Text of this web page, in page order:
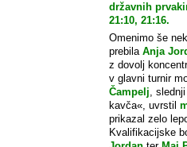
državnih
21:10, 21:16.
Omenimo še
prebila Anja
z dovolj
v glavni turnir
Čampelj,
kavča«, uvrstil
prikazal zelo
Kvalifikacijske